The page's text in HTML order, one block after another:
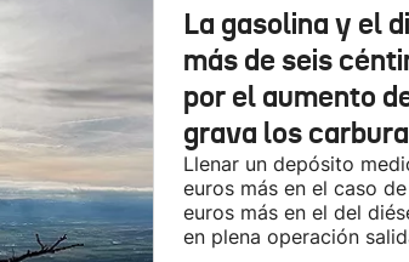
La gasolina y el
más de seis
por el aumento
grava los
Llenar un depósito
euros más en el caso
euros más en el del
en plena operación